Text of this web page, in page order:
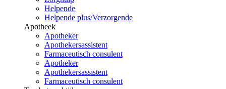
Helpende
Helpende plus/Verzorgende
Apotheek
Apotheker
Apothekersassistent
Farmaceutisch consulent
Apotheker
Apothekersassistent
Farmaceutisch consulent